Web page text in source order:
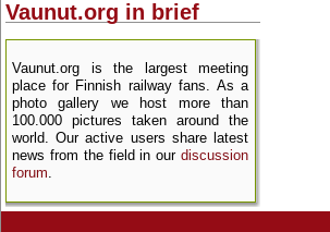
Vaunut.org in brief
Vaunut.org is the largest meeting
place for Finnish railway fans. As a
photo gallery we host more than
100.000 pictures taken around the
world. Our active users share latest
news from the field in our discussion
forum